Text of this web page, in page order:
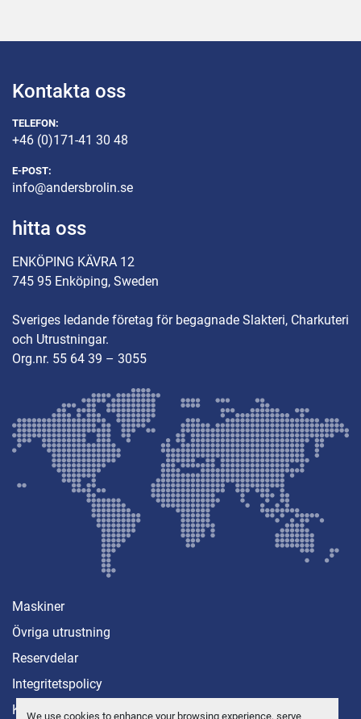
We use cookies to enhance your browsing experience, serve
Kontakta oss
TELEFON:
+46 (0)171-41 30 48
E-POST:
info@andersbrolin.se
hitta oss
ENKÖPING KÄVRA 12
745 95 Enköping, Sweden
Sveriges ledande företag för begagnade Slakteri, Charkuteri
och Utrustningar.
Org.nr. 55 64 39 – 3055
Maskiner
Övriga utrustning
Reservdelar
Integritetspolicy
Kontakt